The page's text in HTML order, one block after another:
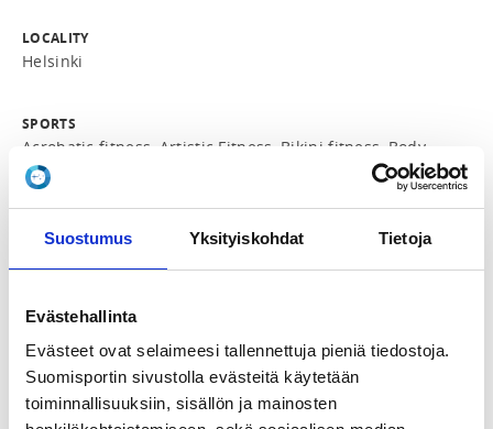
Suostumus Yksityiskohdat Tietoja
Evästehallinta
Evästeet ovat selaimeesi tallennettuja pieniä tiedostoja.
Suomisportin sivustolla evästeitä käytetään
toiminnallisuuksiin, sisällön ja mainosten
LOCALITY
Helsinki
SPORTS
Acrobatic fitness, Artistic Fitness, Bikini fitness, Body
fitness, Classic bodybuilding, Classic physique, Fit
model, Men's physique, Men's wheelchair
bodybuilding, Wellness fitness, Women's physique,
Women's wheelchair physique
Mo 1.6.2026 at 00:01 - Tu 30.6.2026 at 23:59
ADDITIONAL INFORMATION
Suomen Fitnessurheilu ry